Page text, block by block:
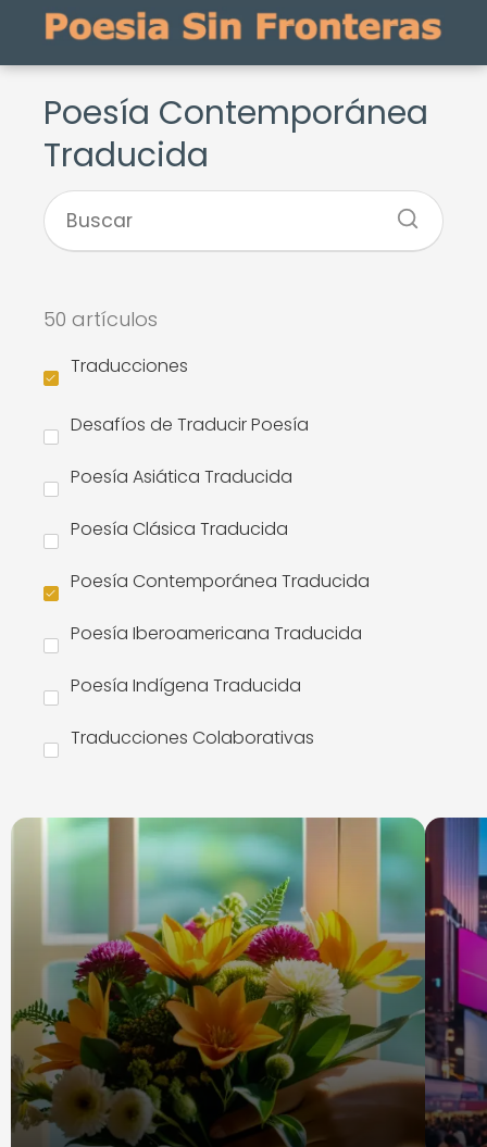
Poesía Contemporánea
Traducida
50 artículos
Traducciones
Desafíos de Traducir Poesía
Poesía Asiática Traducida
Poesía Clásica Traducida
Poesía Contemporánea Traducida
Poesía Iberoamericana Traducida
Poesía Indígena Traducida
Traducciones Colaborativas